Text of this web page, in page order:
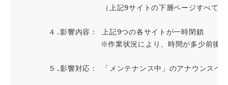
　　　　　　　　　　（上記9サイトの下層ページすべてを
４.影響内容： 上記9つの各サイトが一時閉鎖
※作業状況により、時間が多少前後する場
５.影響対応： 「メンテナンス中」のアナウンスペー